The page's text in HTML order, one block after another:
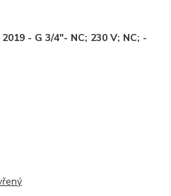
- G 3/4"- NC; 230 V; NC; -